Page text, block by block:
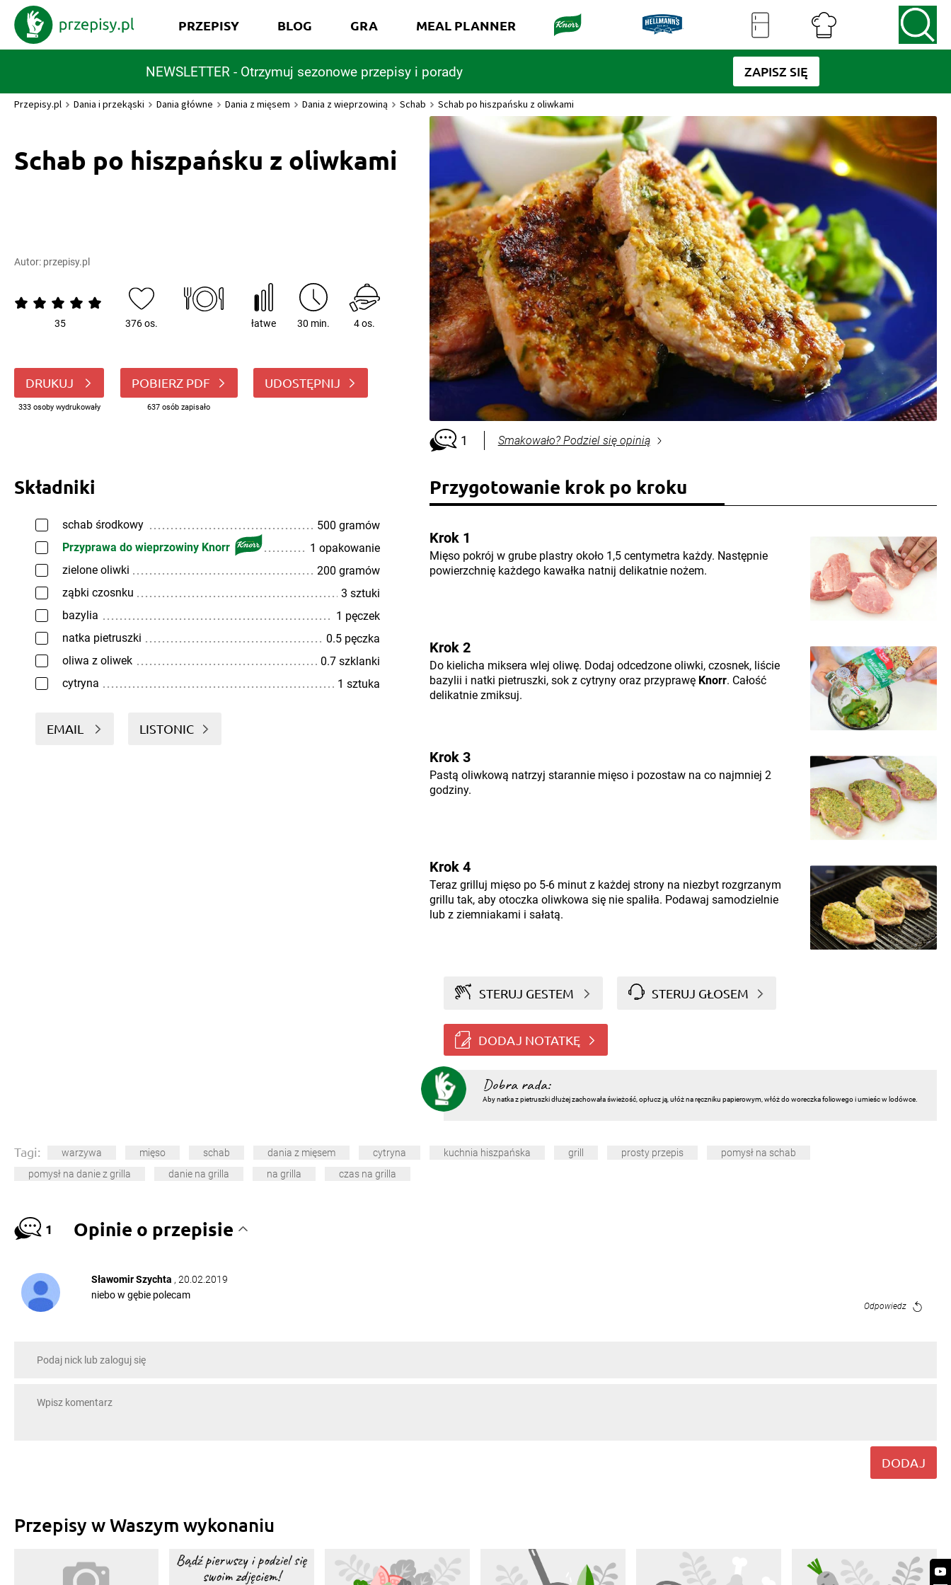
NEWSLETTER - Otrzymuj sezonowe przepisy i porady ZAPISZ SIĘ
PRZEPISY BLOG GRA MEAL PLANNER
Przepisy.pl Dania i przekąski Dania główne Dania z mięsem Dania z wieprzowiną Schab Schab po hiszpańsku z oliwkami
Schab po hiszpańsku z oliwkami
Autor: przepisy.pl
35 376 os. łatwe 30 min. 4 os.
DRUKUJ
333 osoby wydrukowały
POBIERZ PDF
637 osób zapisało
UDOSTĘPNIJ
1 Smakowało? Podziel się opinią
Składniki
schab środkowy
500 gramów
Przyprawa do wieprzowiny Knorr
1 opakowanie
zielone oliwki
200 gramów
ząbki czosnku
3 sztuki
bazylia
1 pęczek
natka pietruszki
0.5 pęczka
oliwa z oliwek
0.7 szklanki
cytryna
1 sztuka
EMAIL LISTONIC
Przygotowanie krok po kroku
Krok 1
Mięso pokrój w grube plastry około 1,5 centymetra każdy. Następnie
powierzchnię każdego kawałka natnij delikatnie nożem.
Krok 2
Do kielicha miksera wlej oliwę. Dodaj odcedzone oliwki, czosnek, liście
bazylii i natki pietruszki, sok z cytryny oraz przyprawę Knorr. Całość
delikatnie zmiksuj.
Krok 3
Pastą oliwkową natrzyj starannie mięso i pozostaw na co najmniej 2
godziny.
Krok 4
Teraz grilluj mięso po 5-6 minut z każdej strony na niezbyt rozgrzanym
grillu tak, aby otoczka oliwkowa się nie spaliła. Podawaj samodzielnie
lub z ziemniakami i sałatą.
STERUJ GESTEM STERUJ GŁOSEM
DODAJ NOTATKĘ
Dobra rada:
Aby natka z pietruszki dłużej zachowała świeżość, opłucz ją, ułóż na ręczniku papierowym, włóż do woreczka foliowego i umieśc w lodówce.
Tagi: warzywa mięso schab dania z mięsem cytryna kuchnia hiszpańska grill prosty przepis
pomysł na schab
pomysł na danie z grilla
danie na grilla na grilla czas na grilla
1 Opinie o przepisie
Sławomir Szychta , 20.02.2019
niebo w gębie polecam
Odpowiedz
DODAJ
Przepisy w Waszym wykonaniu